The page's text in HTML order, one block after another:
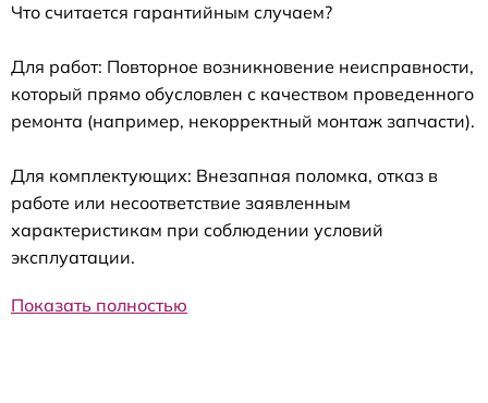
Что считается гарантийным случаем?
Для работ: Повторное возникновение неисправности,
который прямо обусловлен с качеством проведенного
ремонта (например, некорректный монтаж запчасти).
Для комплектующих: Внезапная поломка, отказ в
работе или несоответствие заявленным
характеристикам при соблюдении условий
эксплуатации.
Показать полностью